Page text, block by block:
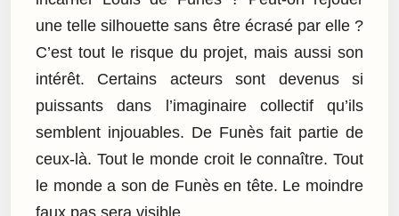
une telle silhouette sans être écrasé par elle ?
C’est tout le risque du projet, mais aussi son
intérêt. Certains acteurs sont devenus si
puissants dans l’imaginaire collectif qu’ils
semblent injouables. De Funès fait partie de
ceux-là. Tout le monde croit le connaître. Tout
le monde a son de Funès en tête. Le moindre
faux pas sera visible.